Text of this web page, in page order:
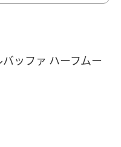
ッファ ハーフムー